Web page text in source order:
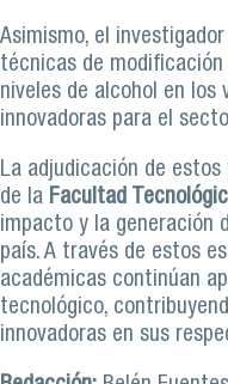
Asimismo, el
técnicas de
niveles de alcohol en los
innovadoras para el
La adjudicación de
de la Facultad
impacto y la generación
país. A través de estos
académicas continúan
tecnológico,
innovadoras en sus